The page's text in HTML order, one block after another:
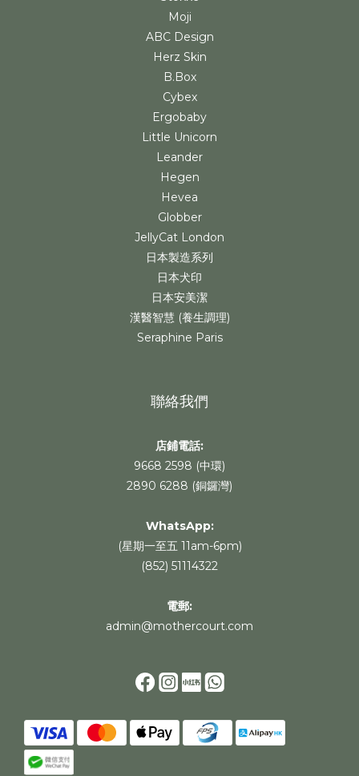
Moji
ABC Design
Herz Skin
B.Box
Cybex
Ergobaby
Little Unicorn
Leander
Hegen
Hevea
Globber
JellyCat London
日本製造系列
日本犬印
日本安美潔
漢醫智慧 (養生調理)
Seraphine Paris
聯絡我們
店鋪電話:
9668 2598 (中環)
2890 6288 (銅鑼灣)
WhatsApp:
(星期一至五 11am-6pm)
(852) 51114322
電郵:
admin@mothercourt.com